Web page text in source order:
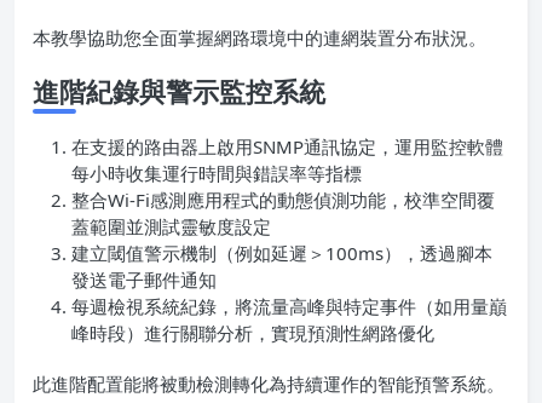
本教學協助您全面掌握網路環境中的連網裝置分布狀況。
進階紀錄與警示監控系統
在支援的路由器上啟用SNMP通訊協定，運用監控軟體
每小時收集運行時間與錯誤率等指標
整合Wi-Fi感測應用程式的動態偵測功能，校準空間覆
蓋範圍並測試靈敏度設定
建立閾值警示機制（例如延遲＞100ms），透過腳本
發送電子郵件通知
每週檢視系統紀錄，將流量高峰與特定事件（如用量巔
峰時段）進行關聯分析，實現預測性網路優化
此進階配置能將被動檢測轉化為持續運作的智能預警系統。